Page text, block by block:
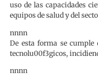
uso de las capacidades
equipos de salud y del
nnnn
De esta forma se cumple
tecnolu00f3gicos,
nnnn